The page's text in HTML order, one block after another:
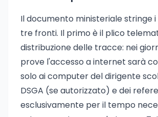
Il documento ministeriale stringe
tre fronti. Il primo è il plico
distribuzione delle tracce: nei
prove l'accesso a internet sarà
solo ai computer del dirigente
DSGA (se autorizzato) e dei
esclusivamente per il tempo